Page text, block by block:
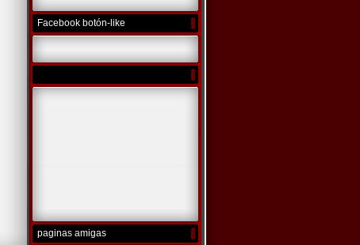
Facebook botón-like
paginas amigas